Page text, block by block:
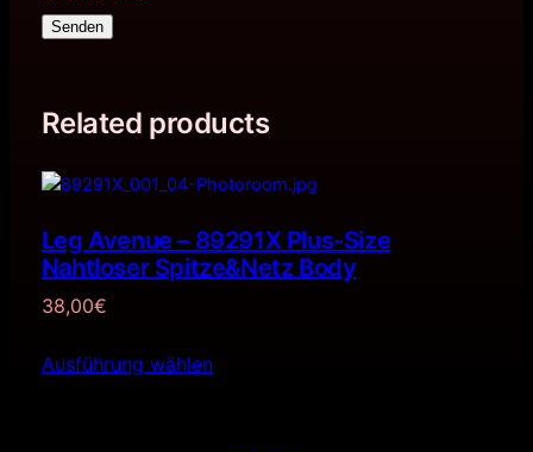
Senden
Related products
Leg Avenue – 89291X Plus-Size
Nahtloser Spitze&Netz Body
38,00€
Ausführung wählen